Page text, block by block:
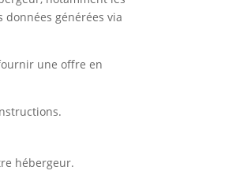
données générées via
une offre en
hébergeur.